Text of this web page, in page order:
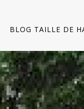
BLOG TAILLE DE